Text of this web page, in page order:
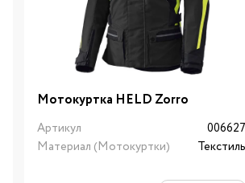
Мотокуртка HELD Zorro
Артикул
006627
Материал (Мотокуртки)
Текстиль